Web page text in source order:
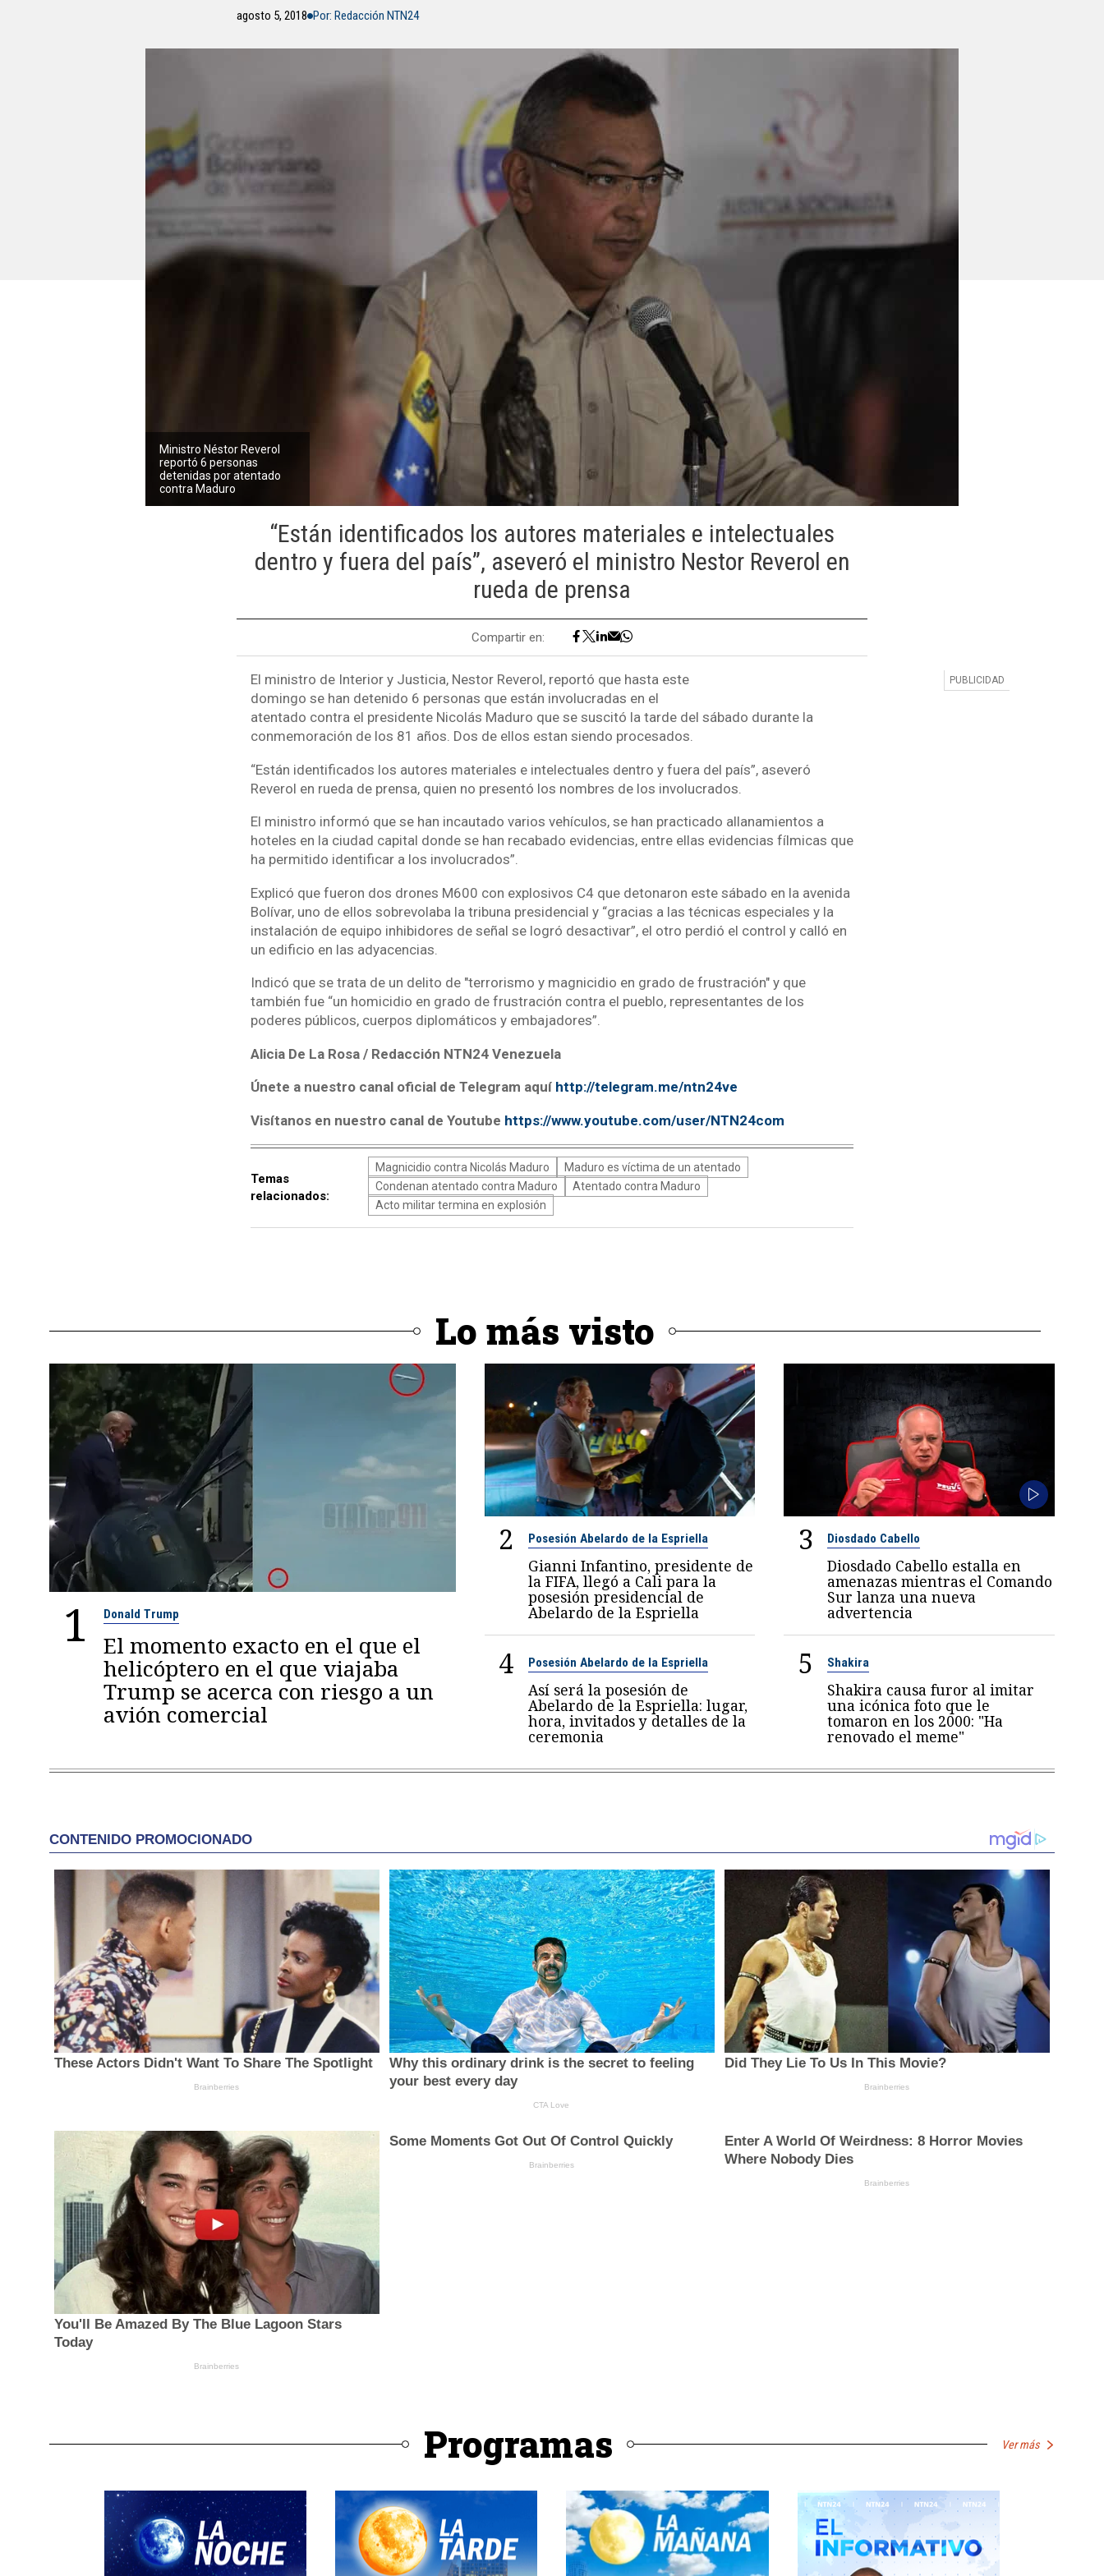
agosto 5, 2018 Por: Redacción NTN24
Ministro Néstor Reverol
reportó 6 personas
detenidas por atentado
contra Maduro
“Están identificados los autores materiales e intelectuales
dentro y fuera del país”, aseveró el ministro Nestor Reverol en
rueda de prensa
Compartir en:
El ministro de Interior y Justicia, Nestor Reverol, reportó que hasta este
domingo se han detenido 6 personas que están involucradas en el
atentado contra el presidente Nicolás Maduro que se suscitó la tarde del sábado durante la
conmemoración de los 81 años. Dos de ellos estan siendo procesados.
“Están identificados los autores materiales e intelectuales dentro y fuera del país”, aseveró
Reverol en rueda de prensa, quien no presentó los nombres de los involucrados.
El ministro informó que se han incautado varios vehículos, se han practicado allanamientos a
hoteles en la ciudad capital donde se han recabado evidencias, entre ellas evidencias fílmicas que
ha permitido identificar a los involucrados”.
Explicó que fueron dos drones M600 con explosivos C4 que detonaron este sábado en la avenida
Bolívar, uno de ellos sobrevolaba la tribuna presidencial y “gracias a las técnicas especiales y la
instalación de equipo inhibidores de señal se logró desactivar”, el otro perdió el control y calló en
un edificio en las adyacencias.
Indicó que se trata de un delito de "terrorismo y magnicidio en grado de frustración" y que
también fue “un homicidio en grado de frustración contra el pueblo, representantes de los
poderes públicos, cuerpos diplomáticos y embajadores”.
Alicia De La Rosa / Redacción NTN24 Venezuela
Únete a nuestro canal oficial de Telegram aquí http://telegram.me/ntn24ve
Visítanos en nuestro canal de Youtube https://www.youtube.com/user/NTN24com
Temas
relacionados:
Magnicidio contra Nicolás Maduro
Maduro es víctima de un atentado
Condenan atentado contra Maduro
Atentado contra Maduro
Acto militar termina en explosión
Lo más visto
1 Donald Trump
El momento exacto en el que el
helicóptero en el que viajaba
Trump se acerca con riesgo a un
avión comercial
2 Posesión Abelardo de la Espriella
Gianni Infantino, presidente de
la FIFA, llegó a Cali para la
posesión presidencial de
Abelardo de la Espriella
3 Diosdado Cabello
Diosdado Cabello estalla en
amenazas mientras el Comando
Sur lanza una nueva
advertencia
4 Posesión Abelardo de la Espriella
Así será la posesión de
Abelardo de la Espriella: lugar,
hora, invitados y detalles de la
ceremonia
5 Shakira
Shakira causa furor al imitar
una icónica foto que le
tomaron en los 2000: "Ha
renovado el meme"
Programas Ver más